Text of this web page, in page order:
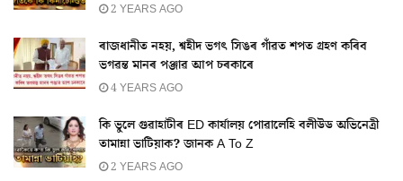
2 YEARS AGO
ৰাজধানীত নহয়, শ্বহীদ ভগৎ সিঙৰ গাঁৱত শপত গ্ৰহণ কৰিব
ভগৱন্ত মানৰ পঞ্জাৱ আপ চৰকাৰে
4 YEARS AGO
কি ভুলে গুৱাহাটীৰ ED কাৰ্যালয় পোৱালেহি বলীউড অভিনেত্ৰী
তামান্না ভাটিয়াক? জানক A To Z
2 YEARS AGO